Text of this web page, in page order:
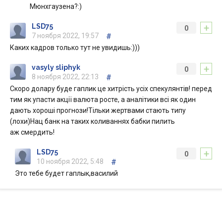
Мюнхгаузена?:)
+
0
LSD75
7 ноября 2022, 19:57
#
Каких кадров только тут не увидишь:)))
+
0
vasyly sliphyk
8 ноября 2022, 22:13
#
Скоро долару буде гаплик це хитрість усіх спекулянтів! перед
тим як упасти акції валюта росте, а аналітики всі як один
дають хороші прогнози!Тільки жертвами стають типу
(лохи)Нац банк на таких коливаннях бабки пилить
аж смердить!
+
0
LSD75
10 ноября 2022, 5:48
#
Это тебе будет гаплык,василий